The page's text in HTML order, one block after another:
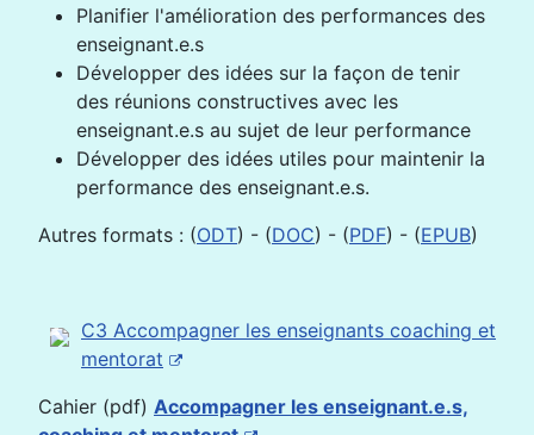
Planifier l'amélioration des performances des
enseignant.e.s
Développer des idées sur la façon de tenir
des réunions constructives avec les
enseignant.e.s au sujet de leur performance
Développer des idées utiles pour maintenir la
performance des enseignant.e.s.
Autres formats : (ODT) - (DOC) - (PDF) - (EPUB)
C3 Accompagner les enseignants coaching et
mentorat
Cahier (pdf) Accompagner les enseignant.e.s,